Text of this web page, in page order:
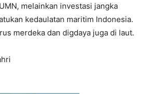
melainkan investasi jangka
kedaulatan maritim Indonesia.
merdeka dan digdaya juga di laut.